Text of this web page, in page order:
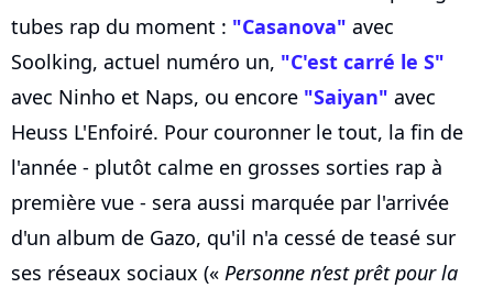
tubes rap du moment : "Casanova" avec
Soolking, actuel numéro un, "C'est carré le S"
avec Ninho et Naps, ou encore "Saiyan" avec
Heuss L'Enfoiré. Pour couronner le tout, la fin de
l'année - plutôt calme en grosses sorties rap à
première vue - sera aussi marquée par l'arrivée
d'un album de Gazo, qu'il n'a cessé de teasé sur
ses réseaux sociaux (« Personne n’est prêt pour la